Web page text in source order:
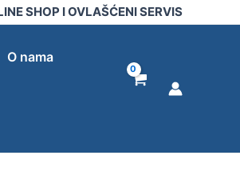
SHOP I OVLAŠĆENI SERVIS
O nama
količina